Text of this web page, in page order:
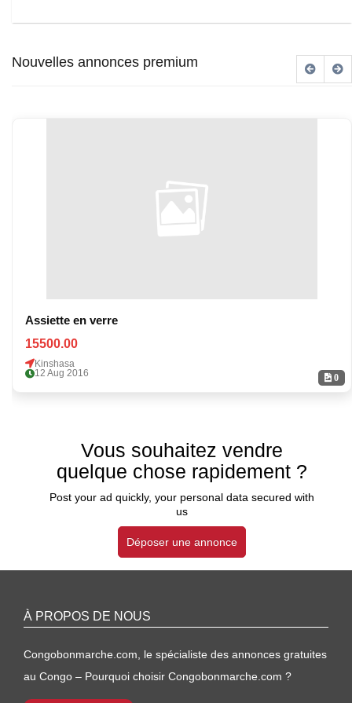
Nouvelles annonces premium
0
Assiette en verre
15500.00
Kinshasa
12 Aug 2016
Vous souhaitez vendre
quelque chose rapidement ?
Post your ad quickly, your personal data secured with
us
Déposer une annonce
À PROPOS DE NOUS
Congobonmarche.com, le spécialiste des annonces gratuites
au Congo – Pourquoi choisir Congobonmarche.com ?